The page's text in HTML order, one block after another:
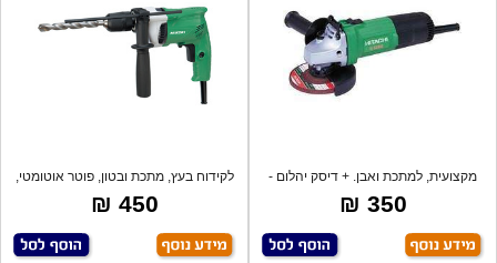
מקצועית, למתכת ואבן. + דיסק יהלום -
מתנה
350 ₪
לקידוח בעץ, מתכת ובטון, פוטר אוטומטי,
דו
450 ₪